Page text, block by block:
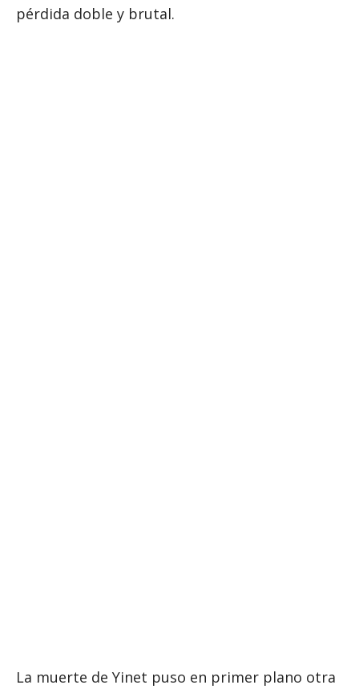
pérdida doble y brutal.
La muerte de Yinet puso en primer plano otra